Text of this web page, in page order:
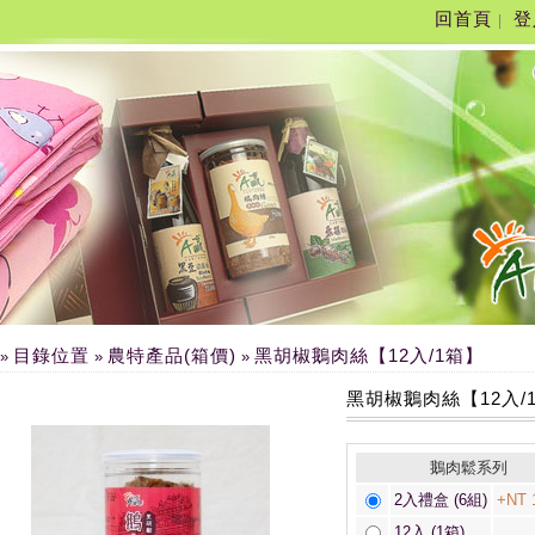
回首頁
目錄位置 » 農特產品(箱價) » 黑胡椒鵝肉絲【12入/1箱】
黑胡椒鵝肉絲【12入/
鵝肉鬆系列
2入禮盒 (6組) +NT